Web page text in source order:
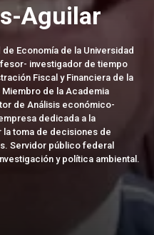
Aguilar
Economía de la Universidad
investigador de tiempo
Fiscal y Financiera de la
Miembro de la Academia
de Análisis económico-
dedicada a la
la toma de decisiones de
Servidor público federal
y política ambiental.